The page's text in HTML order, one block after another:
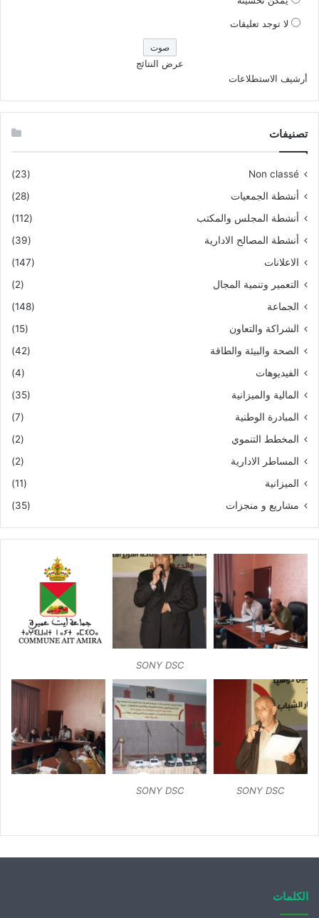
لا توجد تعليقات
عرض النتائج
أرشيف الاستطلاعات
تصنيفات
Non classé
(23)
أنشطة الجمعيات
(28)
أنشطة المجلس والمكتب
(112)
أنشطة المصالح الادارية
(39)
الاعلانات
(147)
التعمير وتنمية المجال
(2)
الجماعة
(148)
الشراكة والتعاون
(15)
الصحة والبيئة والطاقة
(42)
الفيديوهات
(4)
المالية والميزانية
(35)
المبادرة الوطنية
(7)
المخطط التنموي
(2)
المساطر الادارية
(2)
الميزانية
(11)
مشاريع و منجزات
(35)
SONY DSC
SONY DSC
SONY DSC
الكلمات